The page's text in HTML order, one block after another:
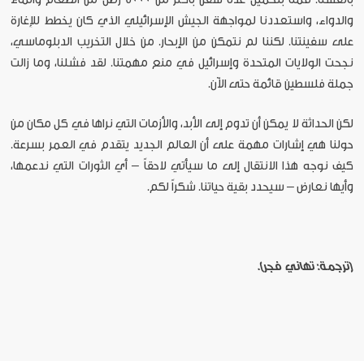
والدواء، واستعددنا لمواجهة الجيش الإسرائيلي الذي كان يخطط للإغارة
على سفينتنا. لكننا لم نتمكن من الإبحار. من خلال التخريب الدبلوماسي،
نجحت الولايات المتحدة وإسرائيل في منع مهمتنا. لقد فشلنا، وما زالت
جملة فلسطين قائمة حتى الآن.
لكن الحداثة لا يمكن أن تدوم إلى الأبد، والأزمات التي نراها في كل مكان من
حولنا هي إشارات مهمة على أن العالم الجديد يتقدم في العمر بسرعة.
كيف نوجه هذا الانتقال إلى ما سيأتي لاحقاً – أي الثورات التي ندعمها،
وأيها نعارض – سيحدد بقية حياتنا. شكراً لكم.
[ترجمة: تهاني فجر].